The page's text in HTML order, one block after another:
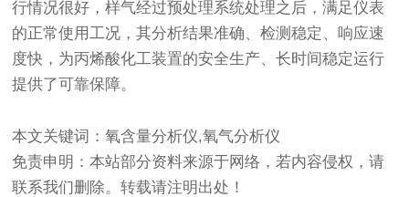
行情况很好，样气经过预处理系统处理之后，满足仪表
的正常使用工况，其分析结果准确、检测稳定、响应速
度快，为丙烯酸化工装置的安全生产、长时间稳定运行
提供了可靠保障。
本文关键词：氧含量分析仪,氧气分析仪
免责申明：本站部分资料来源于网络，若内容侵权，请
联系我们删除。转载请注明出处！